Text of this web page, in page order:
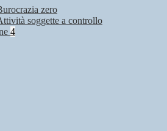
zero
soggette a controllo
4